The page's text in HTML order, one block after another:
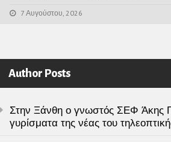
7 Αυγούστου, 2026
Author Posts
Στην Ξάνθη ο γνωστός ΣΕΦ Άκης
γυρίσματα της νέας του